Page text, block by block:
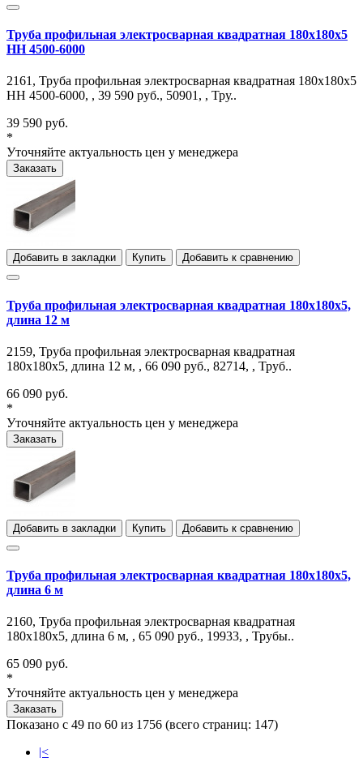
Труба профильная электросварная квадратная 180х180х5
НН 4500-6000
2161, Труба профильная электросварная квадратная 180х180х5
НН 4500-6000, , 39 590 руб., 50901, , Тру..
39 590 руб.
*
Уточняйте актуальность цен у менеджера
Заказать
Добавить в закладки Купить Добавить к сравнению
Труба профильная электросварная квадратная 180х180х5,
длина 12 м
2159, Труба профильная электросварная квадратная
180х180х5, длина 12 м, , 66 090 руб., 82714, , Труб..
66 090 руб.
*
Уточняйте актуальность цен у менеджера
Заказать
Добавить в закладки Купить Добавить к сравнению
Труба профильная электросварная квадратная 180х180х5,
длина 6 м
2160, Труба профильная электросварная квадратная
180х180х5, длина 6 м, , 65 090 руб., 19933, , Трубы..
65 090 руб.
*
Уточняйте актуальность цен у менеджера
Заказать
Показано с 49 по 60 из 1756 (всего страниц: 147)
|<